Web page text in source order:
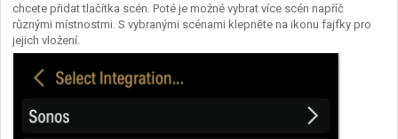
chcete přidat tlačítka scén. Poté je možné vybrat více scén napříč
různými místnostmi. S vybranými scénami klepněte na ikonu fajfky pro
jejich vložení.